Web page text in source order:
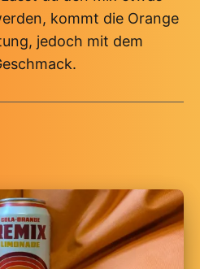
kommt die Orange
jedoch mit dem